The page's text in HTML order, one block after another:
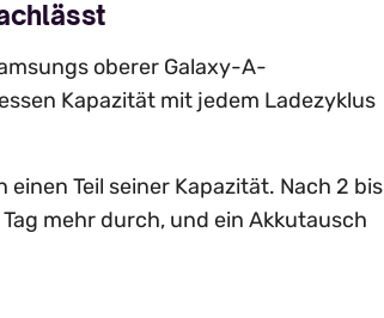
oberer Galaxy-A-
Kapazität mit jedem Ladezyklus
Teil seiner Kapazität. Nach 2 bis
mehr durch, und ein Akkutausch